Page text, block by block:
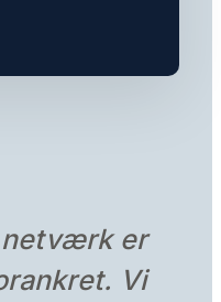
netværk er
Vi